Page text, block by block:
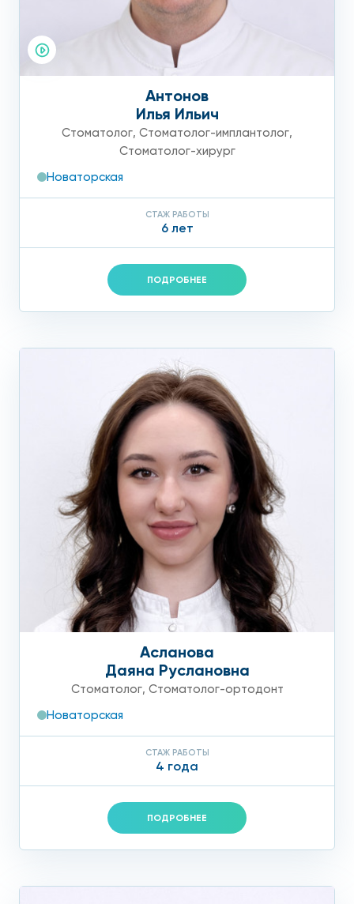
Антонов
Илья Ильич
Стоматолог, Стоматолог-имплантолог,
Стоматолог-хирург
Новаторская
СТАЖ РАБОТЫ
6 лет
ПОДРОБНЕЕ
Асланова
Даяна Руслановна
Стоматолог, Стоматолог-ортодонт
Новаторская
СТАЖ РАБОТЫ
4 года
ПОДРОБНЕЕ